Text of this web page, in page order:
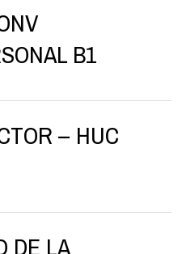
B1
– HUC
DE LA